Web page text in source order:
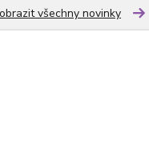
všechny novinky